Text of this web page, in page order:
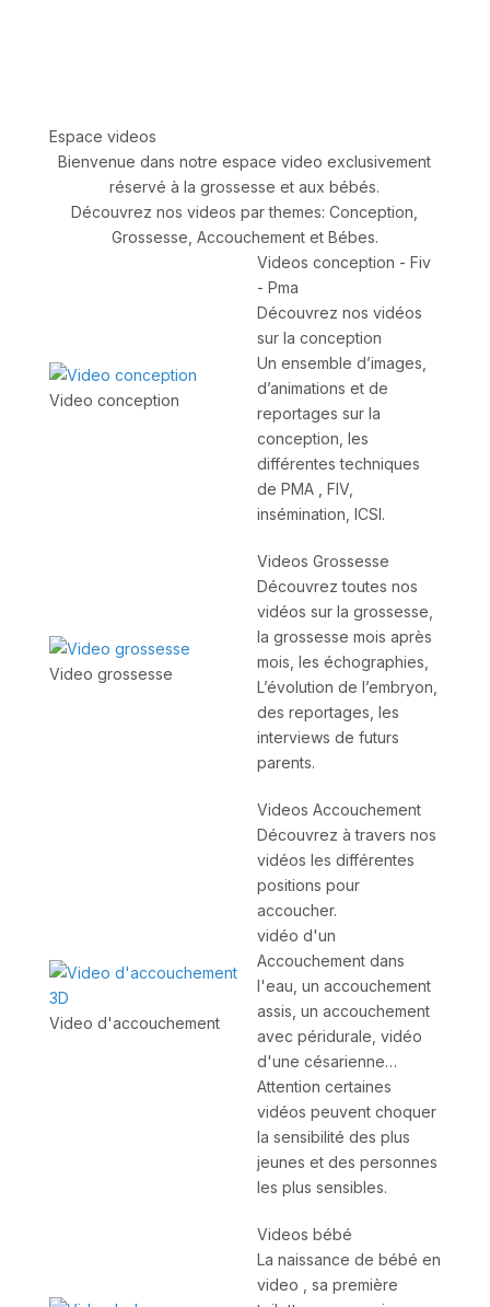
Espace videos
Bienvenue dans notre espace video exclusivement
réservé à la grossesse et aux bébés.
Découvrez nos videos par themes: Conception,
Grossesse, Accouchement et Bébes.
Video conception
Videos conception - Fiv
- Pma
Découvrez nos vidéos
sur la conception
Un ensemble d’images,
d’animations et de
reportages sur la
conception, les
différentes techniques
de PMA , FIV,
insémination, ICSI.
Video grossesse
Videos Grossesse
Découvrez toutes nos
vidéos sur la grossesse,
la grossesse mois après
mois, les échographies,
L’évolution de l’embryon,
des reportages, les
interviews de futurs
parents.
Video d'accouchement
Videos Accouchement
Découvrez à travers nos
vidéos les différentes
positions pour
accoucher.
vidéo d'un
Accouchement dans
l'eau, un accouchement
assis, un accouchement
avec péridurale, vidéo
d'une césarienne…
Attention certaines
vidéos peuvent choquer
la sensibilité des plus
jeunes et des personnes
les plus sensibles.
Videos bébé
La naissance de bébé en
video , sa première